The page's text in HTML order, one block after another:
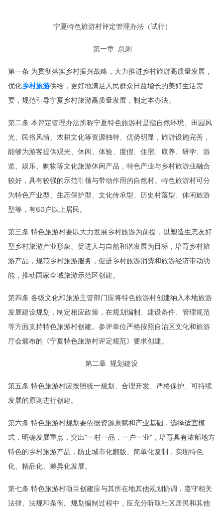
宁夏特色旅游村评定管理办法（试行）
第一章 总则
第一条 为贯彻落实乡村振兴战略，大力推进乡村旅游高质量发展，
优化乡村旅游供给，更好地满足人民群众日益增长的美好生活需
要，规范引导宁夏乡村旅游高质量发展，制定本办法。
第二条 本评定管理办法所称宁夏特色旅游村是指自然环境、田园风
光、民俗风情、农耕文化等资源独特、优势明显，旅游设施完善，
能够为游客提供观光、休闲、体验、度假、住宿、康养、研学、游
览、娱乐、购物等文化旅游休闲产品，特色产业与乡村旅游业融合
较好，具有较强的示范引领与带动作用的自然村。特色旅游村可分
为特色产业型、生态保护型、文化传承型、历史村落型、休闲旅游
型等，有60户以上居民。
第三条 特色旅游村要以大力发展乡村旅游为前提，以塑造生态友好
型乡村旅游产业形象、促进人与自然和谐发展为目标，培育乡村旅
游产品，规范乡村旅游服务，促进乡村旅游消费和旅游经济带动功
能，推动国家全域旅游示范区创建。
第四条 各级文化和旅游主管部门应将特色旅游村创建纳入本地旅游
发展建设规划，制定相应政策，在规划编制、建设条件、管理规范
等方面支持特色旅游村创建。参评单位严格按照自治区文化和旅游
厅会颁布的《宁夏特色旅游村评定规范》要求创建。
第二章 规划建设
第五条 特色旅游村应按照统一规划、合理开发、严格保护、可持续
发展的原则进行创建。
第六条 特色旅游村规划要依据资源禀赋和产业基础，选择适宜模
式，明确发展重点，突出“一村一品，一户一业”，培育具有浓郁地方
特色的乡村旅游产品，防止城市化翻版、简单化复制，实现特色
化、精品化、差异化发展。
第七条 特色旅游村项目创建应与其所在地其他规划协调，遵守相关
法律、法规和条例。规划编制过程中，应充分听取社区居民和其他